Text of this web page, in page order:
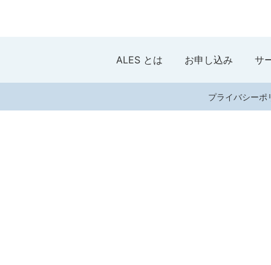
ALES とは お申し込み サ
プライバシーポ